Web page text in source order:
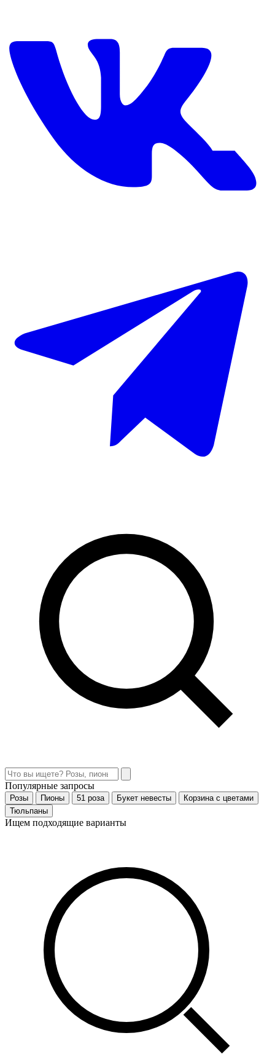
Популярные запросы
Розы Пионы 51 роза Букет невесты
Корзина с цветами
Тюльпаны
Ищем подходящие варианты